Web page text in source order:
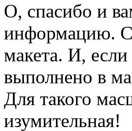
О, спасибо и
информацию.
макета. И,
выполнено в
Для такого
изумительная!